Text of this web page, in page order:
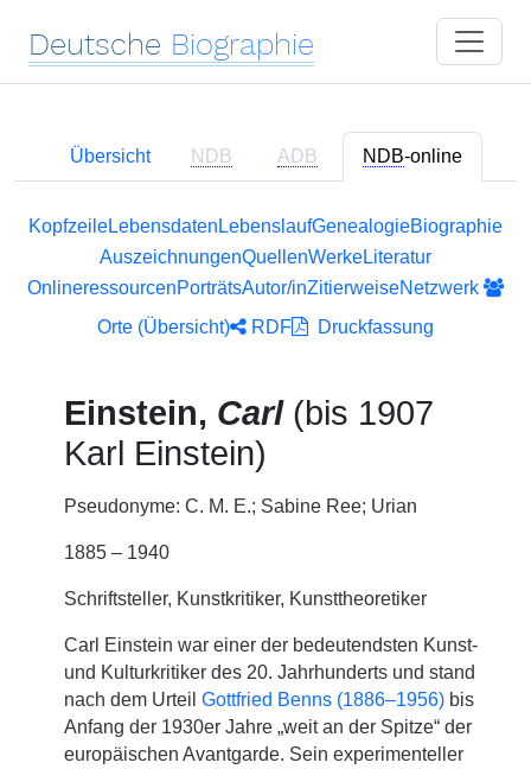
Deutsche Biographie
Übersicht NDB ADB NDB-online
KopfzeileLebensdaten LebenslaufGenealogieBiographie
AuszeichnungenQuellenWerkeLiteratur
OnlineressourcenPorträtsAutor/inZitierweiseNetzwerk
Orte (Übersicht)
RDF Druckfassung
Einstein, Carl (bis 1907
Karl Einstein)
Pseudonyme: C. M. E.; Sabine Ree; Urian
1885 – 1940
Schriftsteller, Kunstkritiker, Kunsttheoretiker
Carl Einstein war einer der bedeutendsten Kunst-
und Kulturkritiker des 20. Jahrhunderts und stand
nach dem Urteil Gottfried Benns (1886–1956) bis
Anfang der 1930er Jahre „weit an der Spitze“ der
europäischen Avantgarde. Sein experimenteller